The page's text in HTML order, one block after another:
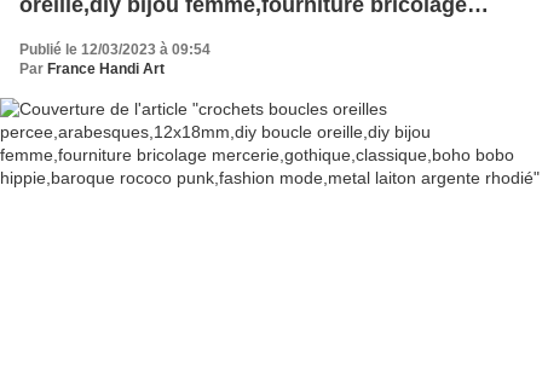
hippie,baroque rococo punk,fashion mode,metal
Publié le 12/03/2023 à 09:54
Par France Handi Art